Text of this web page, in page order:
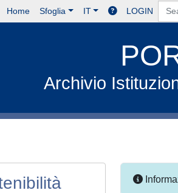
Home Sfoglia IT LOGIN
Archivio